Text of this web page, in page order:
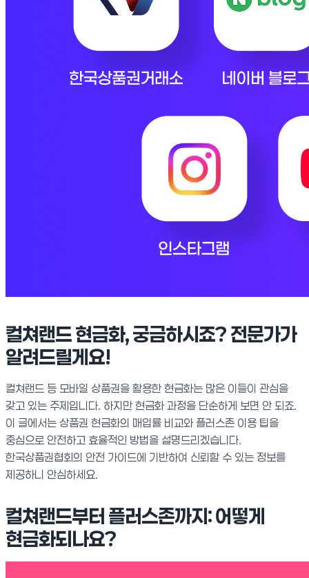
컬쳐랜드 현금화, 궁금하시죠? 전문가가
알려드릴게요!
컬쳐랜드 등 모바일 상품권을 활용한 현금화는 많은 이들이 관심을
갖고 있는 주제입니다. 하지만 현금화 과정을 단순하게 보면 안 되죠.
이 글에서는 상품권 현금화의 매입률 비교와 플러스존 이용 팁을
중심으로 안전하고 효율적인 방법을 설명드리겠습니다.
한국상품권협회의 안전 가이드에 기반하여 신뢰할 수 있는 정보를
제공하니 안심하세요.
컬쳐랜드부터 플러스존까지: 어떻게
현금화되나요?